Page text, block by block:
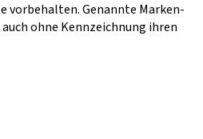
vorbehalten. Genannte Marken-
ohne Kennzeichnung ihren